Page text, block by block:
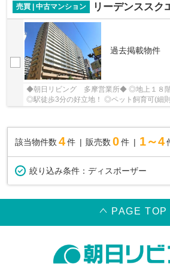
売買 | 中古マンション リーデンススクエア相模原 屋上ス
過去掲載物件
◆朝日リビング 多摩営業所◆ ◎地上１８階
◎駅徒歩3分の好立地！ ◎ペット飼育可(細
等、共用施設充実！
該当物件数 4件 販売数 0 件 1～4
絞り込み条件： ディスポーザー
PAGE TOP